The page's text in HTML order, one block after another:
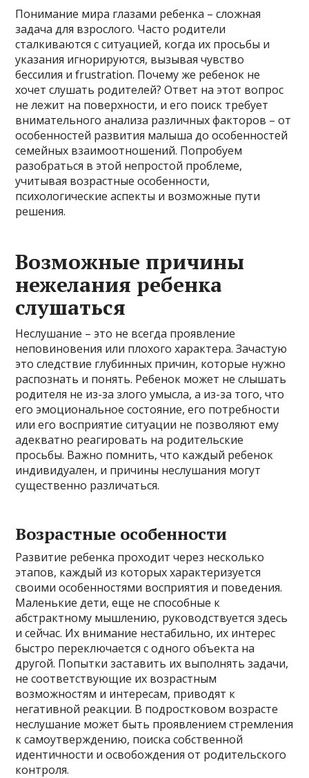
Понимание мира глазами ребенка – сложная
задача для взрослого. Часто родители
сталкиваются с ситуацией, когда их просьбы и
указания игнорируются, вызывая чувство
бессилия и frustration. Почему же ребенок не
хочет слушать родителей? Ответ на этот вопрос
не лежит на поверхности, и его поиск требует
внимательного анализа различных факторов – от
особенностей развития малыша до особенностей
семейных взаимоотношений. Попробуем
разобраться в этой непростой проблеме,
учитывая возрастные особенности,
психологические аспекты и возможные пути
решения.
Возможные причины
нежелания ребенка
слушаться
Неслушание – это не всегда проявление
неповиновения или плохого характера. Зачастую
это следствие глубинных причин, которые нужно
распознать и понять. Ребенок может не слышать
родителя не из-за злого умысла, а из-за того, что
его эмоциональное состояние, его потребности
или его восприятие ситуации не позволяют ему
адекватно реагировать на родительские
просьбы. Важно помнить, что каждый ребенок
индивидуален, и причины неслушания могут
существенно различаться.
Возрастные особенности
Развитие ребенка проходит через несколько
этапов, каждый из которых характеризуется
своими особенностями восприятия и поведения.
Маленькие дети, еще не способные к
абстрактному мышлению, руководствуется здесь
и сейчас. Их внимание нестабильно, их интерес
быстро переключается с одного объекта на
другой. Попытки заставить их выполнять задачи,
не соответствующие их возрастным
возможностям и интересам, приводят к
негативной реакции. В подростковом возрасте
неслушание может быть проявлением стремления
к самоутверждению, поиска собственной
идентичности и освобождения от родительского
контроля.